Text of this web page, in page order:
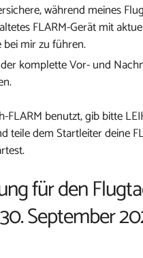
während meines
FLARM-Gerät mit
bei mir zu führen.
komplette Vor- und
FLARM benutzt, gib bitte
teile dem Startleiter deine
für den
September